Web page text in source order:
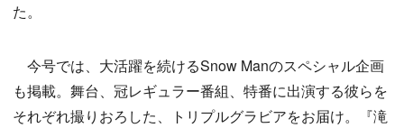
た。
今号では、大活躍を続けるSnow Manのスペシャル企画
も掲載。舞台、冠レギュラー番組、特番に出演する彼らを
それぞれ撮りおろした、トリプルグラビアをお届け。『滝